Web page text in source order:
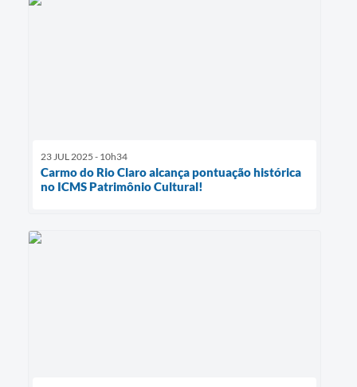
23 JUL 2025 - 10h34
Carmo do Rio Claro alcança pontuação histórica
no ICMS Patrimônio Cultural!